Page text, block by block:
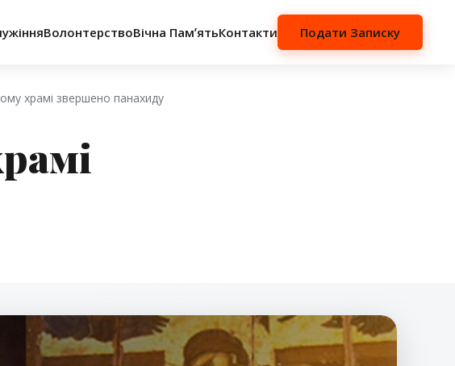
ВолонтерствоВічна ПамʼятьКонтакти Подати Записку
храмі звершено панахиду